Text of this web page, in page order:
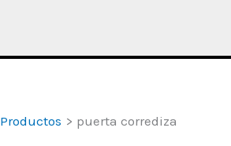
Productos puerta corrediza